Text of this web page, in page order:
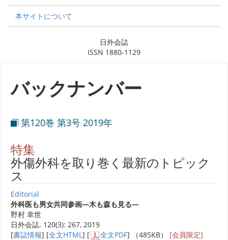
本サイトについて
日外会誌
ISSN 1880-1129
バックナンバー
第120巻 第3号 2019年
特集
外傷外科を取り巻く最新のトピック
ス
Editorial
外科医も男女共同参画―木も森も見る―
野村 幸世
日外会誌. 120(3): 267, 2019
[書誌情報] [全文HTML] [ 全文PDF] （485KB） [会員限定]